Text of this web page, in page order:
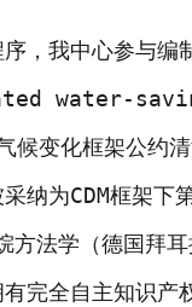
我中心参与编
water-
变化框架公约
采纳为CDM框架
法学（德国拜
完全自主知识产